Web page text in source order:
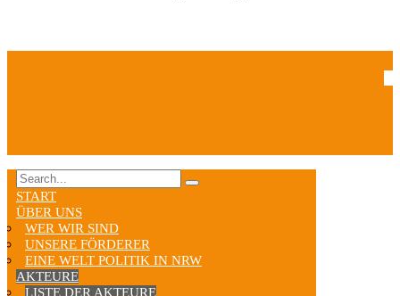
START
ÜBER UNS
WER WIR SIND
UNSERE FÖRDERER
EINE WELT POLITIK IN NRW
AKTEURE
LISTE DER AKTEURE